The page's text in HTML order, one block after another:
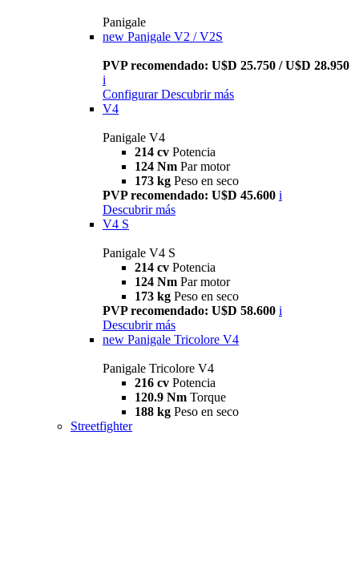
Panigale
new Panigale V2 / V2S
PVP recomendado: U$D 25.750 / U$D 28.950
i
Configurar Descubrir más
V4
Panigale V4
214 cv Potencia
124 Nm Par motor
173 kg Peso en seco
PVP recomendado: U$D 45.600 i
Descubrir más
V4 S
Panigale V4 S
214 cv Potencia
124 Nm Par motor
173 kg Peso en seco
PVP recomendado: U$D 58.600 i
Descubrir más
new Panigale Tricolore V4
Panigale Tricolore V4
216 cv Potencia
120.9 Nm Torque
188 kg Peso en seco
Streetfighter